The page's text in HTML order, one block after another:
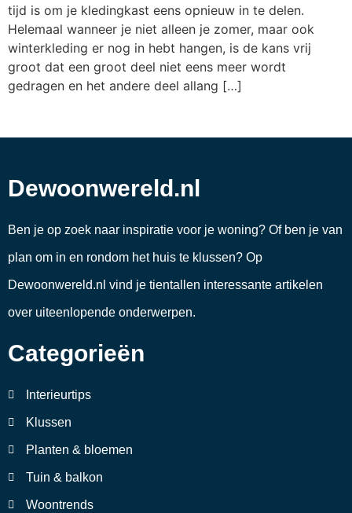
tijd is om je kledingkast eens opnieuw in te delen.
Helemaal wanneer je niet alleen je zomer, maar ook
winterkleding er nog in hebt hangen, is de kans vrij
groot dat een groot deel niet eens meer wordt
gedragen en het andere deel allang […]
Dewoonwereld.nl
Ben je op zoek naar inspiratie voor je woning? Of ben je van
plan om in en rondom het huis te klussen? Op
Dewoonwereld.nl vind je tientallen interessante artikelen
over uiteenlopende onderwerpen.
Categorieën
Interieurtips
Klussen
Planten & bloemen
Tuin & balkon
Woontrends